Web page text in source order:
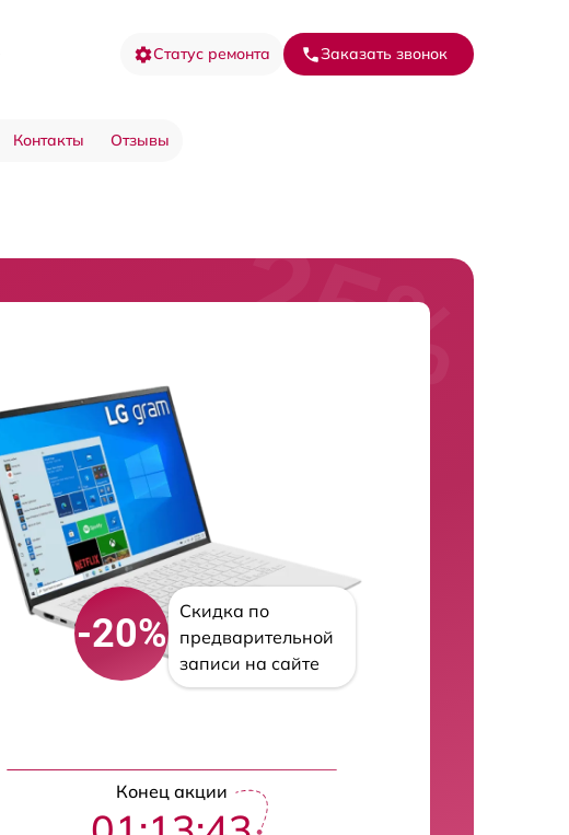
Статус ремонта Заказать звонок
Контакты Отзывы
-20%
Скидка по
предварительной
записи на сайте
Конец акции